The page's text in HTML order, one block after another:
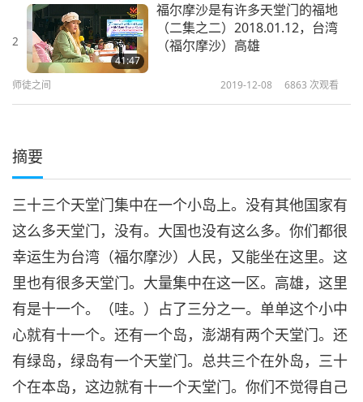
2
41:47
福尔摩沙是有许多天堂门的福地
（二集之二）2018.01.12，台湾
（福尔摩沙）高雄
师徒之间 2019-12-08 6863 次观看
摘要
三十三个天堂门集中在一个小岛上。没有其他国家有
这么多天堂门，没有。大国也没有这么多。你们都很
幸运生为台湾（福尔摩沙）人民，又能坐在这里。这
里也有很多天堂门。大量集中在这一区。高雄，这里
有是十一个。（哇。）占了三分之一。单单这个小中
心就有十一个。还有一个岛，澎湖有两个天堂门。还
有绿岛，绿岛有一个天堂门。总共三个在外岛，三十
个在本岛，这边就有十一个天堂门。你们不觉得自己